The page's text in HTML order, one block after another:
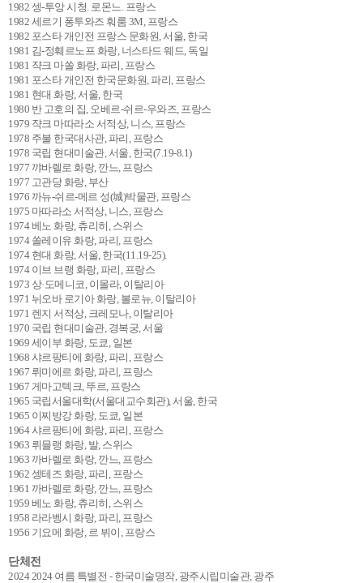
1982 셍-투앙 시청. 로몬느. 프랑스
1982 세르기 퐁투와즈 훠룸 3M, 프랑스
1982 포스타 개인전 프랑스 문화원, 서울, 한국
1981 김-정훼르노프 화랑, 너스타드 웨드, 독일
1981 쟉크 마쏠 화랑, 파리, 프랑스
1981 포스타 개인전 한국문화원, 파리, 프랑스
1981 현대 화랑, 서울, 한국
1980 반 고호의 집, 오베르-쉬르-우와즈, 프랑스
1979 쟉크 마따라소 서적상, 니스, 프랑스
1978 주불 한국대사관, 파리, 프랑스
1978 국립 현대미술관, 서울, 한국(7.19-8.1)
1977 꺄바렐로 화랑, 깐느, 프랑스
1977 고관당 화랑, 부산
1976 까뉴-쉬르-메르 성(城)박물관, 프랑스
1975 마따라소 서적상, 니스, 프랑스
1974 베노 화랑, 츄리히, 스위스
1974 쏠레이유 화랑, 파리, 프랑스
1974 현대 화랑, 서울, 한국(11.19-25).
1974 이브 브랭 화랑, 파리, 프랑스
1973 상·도메니코, 이몰라, 이탈리아
1971 뉘오바 로기아 화랑, 볼로뉴, 이탈리아
1971 렌지 서적상, 크레모나, 이탈리아
1970 국립 현대미술관, 경복궁, 서울
1969 세이부 화랑, 도쿄, 일본
1968 샤르팡티에 화랑, 파리, 프랑스
1967 뤼미에르 화랑, 파리, 프랑스
1967 게마고텍크, 뚜르, 프랑스
1965 국립서울대학(서울대교수회관), 서울, 한국
1965 이찌방강 화랑, 도쿄, 일본
1964 샤르팡티에 화랑, 파리, 프랑스
1963 뤼믈랭 화랑, 발, 스위스
1963 까바렐로 화랑, 깐느, 프랑스
1962 셍테즈 화랑, 파리, 프랑스
1961 까바렐로 화랑, 깐느, 프랑스
1959 베노 화랑, 츄리히, 스위스
1958 라라벵시 화랑, 파리, 프랑스
1956 기요메 화랑, 르 뷔이, 프랑스
단체전
2024 2024 여름 특별전 - 한국미술명작, 광주시립미술관, 광주